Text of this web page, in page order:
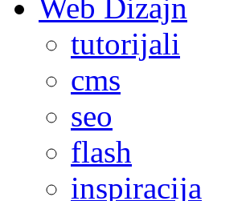
Web Dizajn
tutorijali
cms
seo
flash
inspiracija